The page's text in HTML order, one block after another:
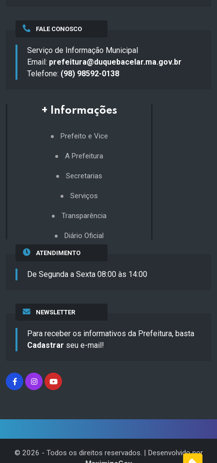
FALE CONOSCO
Serviço de Informação Municipal
Email: prefeitura@duquebacelar.ma.gov.br
Telefone: (98) 98592-0138
+ Informações
Prefeito e Vice
A Prefeitura
Secretarias
Serviços
Transparência
Diário Oficial
ATENDIMENTO
De Segunda a Sexta 08:00 às 14:00
NEWSLETTER
Para receber os informativos da Prefeitura, basta
Cadastrar seu e-mail!
© 2026 - Todos os direitos reservados. | Desenvolvido por